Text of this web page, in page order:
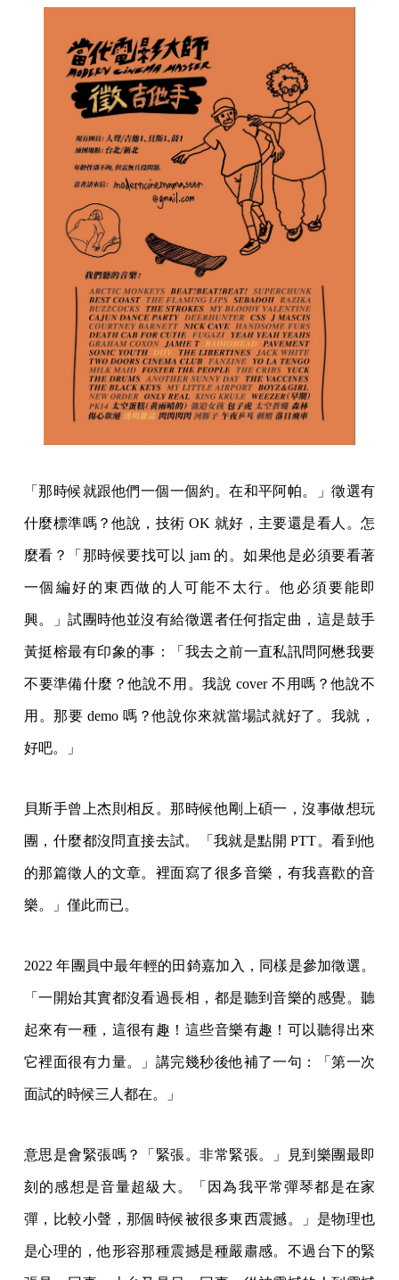
「那時候就跟他們一個一個約。在和平阿帕。」徵選有
什麼標準嗎？他說，技術 OK 就好，主要還是看人。怎
麼看？「那時候要找可以 jam 的。如果他是必須要看著
一個編好的東西做的人可能不太行。他必須要能即
興。」試團時他並沒有給徵選者任何指定曲，這是鼓手
黃挺榕最有印象的事：「我去之前一直私訊問阿懋我要
不要準備什麼？他說不用。我說 cover 不用嗎？他說不
用。那要 demo 嗎？他說你來就當場試就好了。我就，
好吧。」
貝斯手曾上杰則相反。那時候他剛上碩一，沒事做想玩
團，什麼都沒問直接去試。「我就是點開 PTT。看到他
的那篇徵人的文章。裡面寫了很多音樂，有我喜歡的音
樂。」僅此而已。
2022 年團員中最年輕的田錡嘉加入，同樣是參加徵選。
「一開始其實都沒看過長相，都是聽到音樂的感覺。聽
起來有一種，這很有趣！這些音樂有趣！可以聽得出來
它裡面很有力量。」講完幾秒後他補了一句：「第一次
面試的時候三人都在。」
意思是會緊張嗎？「緊張。非常緊張。」見到樂團最即
刻的感想是音量超級大。「因為我平常彈琴都是在家
彈，比較小聲，那個時候被很多東西震撼。」是物理也
是心理的，他形容那種震撼是種嚴肅感。不過台下的緊